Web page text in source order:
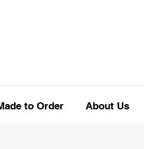
to Order About Us